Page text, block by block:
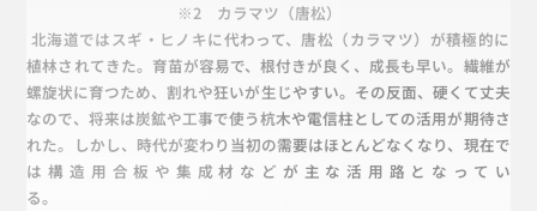
※2　カラマツ（唐松）
植林されてきた。育苗が容易で、根付きが良く、成長も早い。繊維が
螺旋状に育つため、割れや狂いが生じやすい。その反面、硬くて丈夫
なので、将来は炭鉱や工事で使う杭木や電信柱としての活用が期待さ
れた。しかし、時代が変わり当初の需要はほとんどなくなり、現在で
は構造用合板や集成材などが主な活用路となってい
る。